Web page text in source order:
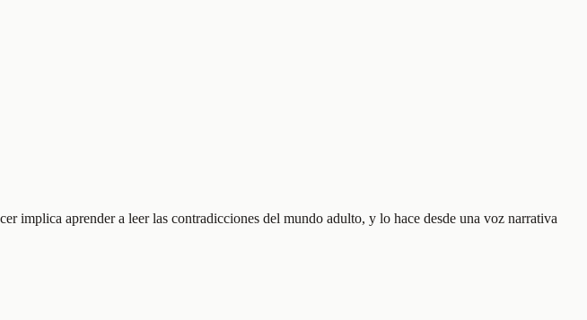
implica aprender a leer las contradicciones del mundo adulto, y lo hace desde una voz narrativa